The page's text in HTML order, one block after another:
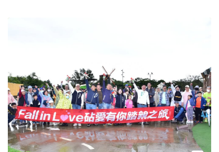
#打卡景点 #台中风景 #台中旅游‌‌‌ #沙鹿 ＃沙鹿秘境 ＃台
中秘境 ＃夜景 ＃休闲农场